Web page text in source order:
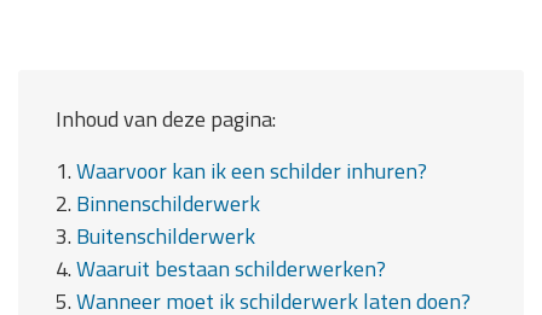
Inhoud van deze pagina:
1.Waarvoor kan ik een schilder inhuren?
2. Binnenschilderwerk
3. Buitenschilderwerk
4.Waaruit bestaan schilderwerken?
5.Wanneer moet ik schilderwerk laten doen?